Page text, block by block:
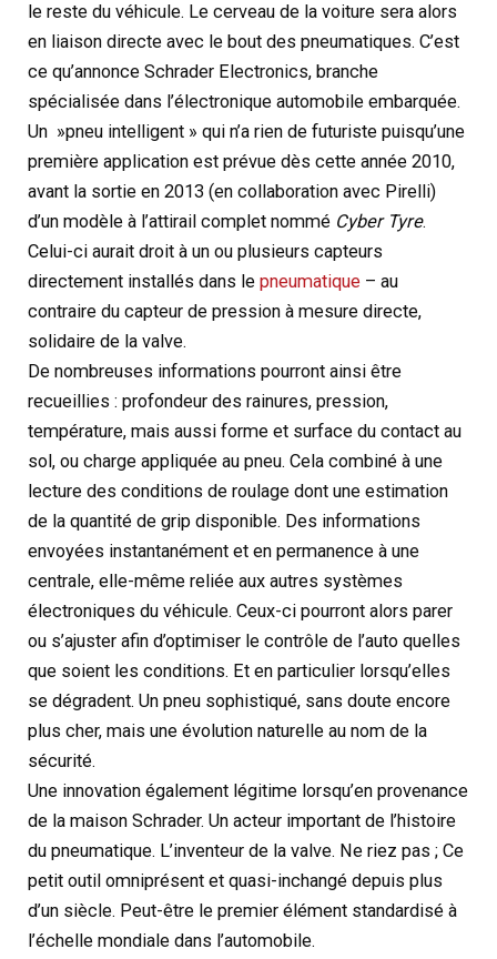
le reste du véhicule. Le cerveau de la voiture sera alors
en liaison directe avec le bout des pneumatiques. C’est
ce qu’annonce Schrader Electronics, branche
spécialisée dans l’électronique automobile embarquée.
Un »pneu intelligent » qui n’a rien de futuriste puisqu’une
première application est prévue dès cette année 2010,
avant la sortie en 2013 (en collaboration avec Pirelli)
d’un modèle à l’attirail complet nommé Cyber Tyre.
Celui-ci aurait droit à un ou plusieurs capteurs
directement installés dans lepneumatique – au
contraire du capteur de pression à mesure directe,
solidaire de la valve.
De nombreuses informations pourront ainsi être
recueillies : profondeur des rainures, pression,
température, mais aussi forme et surface du contact au
sol, ou charge appliquée au pneu. Cela combiné à une
lecture des conditions de roulage dont une estimation
de la quantité de grip disponible. Des informations
envoyées instantanément et en permanence à une
centrale, elle-même reliée aux autres systèmes
électroniques du véhicule. Ceux-ci pourront alors parer
ou s’ajuster afin d’optimiser le contrôle de l’auto quelles
que soient les conditions. Et en particulier lorsqu’elles
se dégradent. Un pneu sophistiqué, sans doute encore
plus cher, mais une évolution naturelle au nom de la
sécurité.
Une innovation également légitime lorsqu’en provenance
de la maison Schrader. Un acteur important de l’histoire
du pneumatique. L’inventeur de la valve. Ne riez pas ; Ce
petit outil omniprésent et quasi-inchangé depuis plus
d’un siècle. Peut-être le premier élément standardisé à
l’échelle mondiale dans l’automobile.